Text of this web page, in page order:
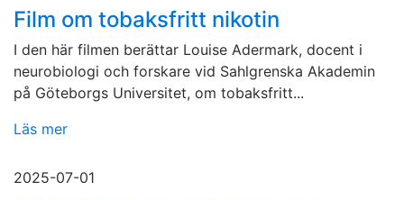
Film om tobaksfritt nikotin
I den här filmen berättar Louise Adermark, docent i
neurobiologi och forskare vid Sahlgrenska Akademin
på Göteborgs Universitet, om tobaksfritt...
Läs mer
2025-07-01